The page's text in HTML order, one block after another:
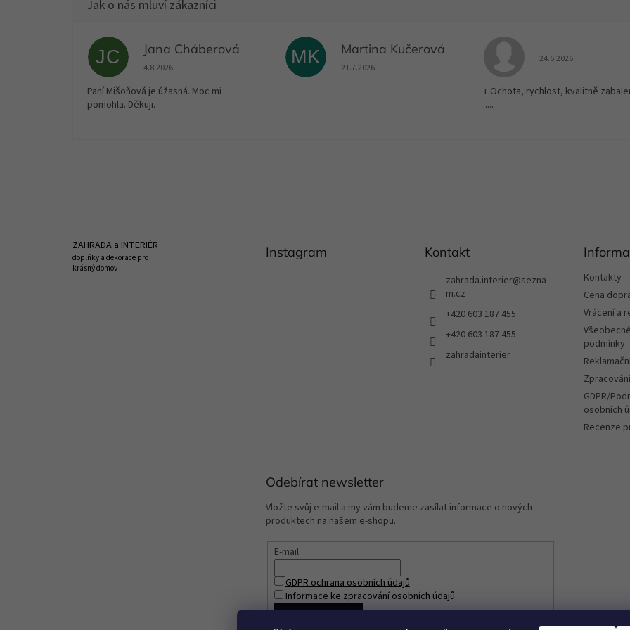
JC Jana Cháberová
Hodnocení obchodu je 5 z 5 hvězdiček.
4.8.2026
Paní Mišoňová je úžasná. Moc mi
pomohla. Děkuji.
MK Martina Kučerová
Hodnocení obchodu je 5 z 5 hvězdiček.
21.7.2026
Hodnocení obchodu
24.6.2026
+ Ochota, rychlost, kvalitně
.....
ZAHRADA a INTERIÉR
doplňky a dekorace pro
krásný domov
Instagram Kontakt
zahrada.interier@sezna
m.cz
+420 603 187 455
+420 603 187 455
zahradainterier
Kontakty
Cena
Vrácení a
podmínky
GDPR/
osobních
Recenze
Odebírat newsletter
Vložte svůj e-mail a my vám budeme zasílat informace o nových
produktech na našem e-shopu.
E-mail
GDPR ochrana osobních údajů
Informace ke zpracování osobních údajů